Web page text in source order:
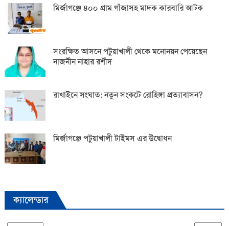
মির্জাগঞ্জে ৪০০ গ্রাম গাঁজাসহ মাদক কারবারি আটক
সংরক্ষিত আসনে পটুয়াখালী থেকে মনোনয়ন পেয়েছেন
নাজনীন নাহার রশীদ
রাখাইনে সংঘাত: নতুন সংকটে রোহিঙ্গা প্রত্যাবাসন?
মির্জাগঞ্জে পটুয়াখালী টাইমস এর উদ্বোধন
ক্যালেন্ডার